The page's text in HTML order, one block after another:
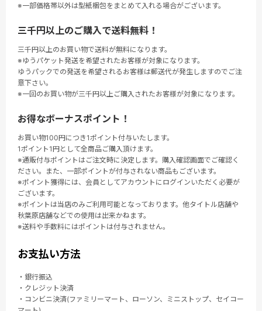
※一部価格帯以外は型紙梱包をまとめて入れる場合がございます。
三千円以上のご購入で送料無料！
三千円以上のお買い物で送料が無料になります。
※ゆうパケット発送を希望されたお客様が対象になります。
ゆうパックでの発送を希望されるお客様は郵送代が発生しますのでご注
意下さい。
※一回のお買い物が三千円以上ご購入されたお客様が対象になります。
お得なボーナスポイント！
お買い物100円につき1ポイント付与いたします。
1ポイント1円として全商品ご購入頂けます。
※通販付与ポイントはご注文時に決定します。購入確認画面でご確認く
ださい。また、一部ポイントが付与されない商品もございます。
※ポイント獲得には、会員としてアカウントにログインいただく必要が
ございます。
※ポイントは当店のみご利用可能となっております。他タイトル店舗や
秋葉原店舗などでの使用は出来かねます。
※送料や手数料にはポイントは付与されません。
お支払い方法
・銀行振込
・クレジット決済
・コンビニ決済(ファミリーマート、ローソン、ミニストップ、セイコー